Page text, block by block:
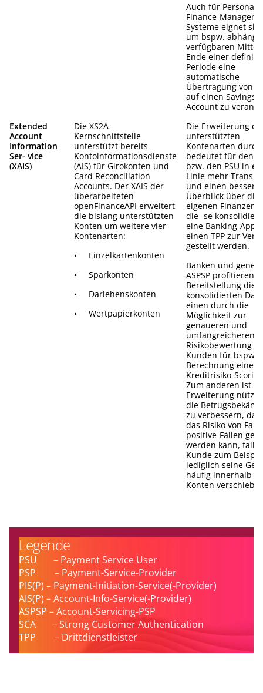
Auch für Personal-
Finance-
Systeme eignet
um bspw.
verfügbaren
Ende einer
Periode eine
automatische
Übertragung von
auf einen Savings-
Account zu
Extended
Account
Information
Ser- vice
(XAIS)
Die XS2A-
Kernschnittstelle
unterstützt bereits
Kontoinformationsdienste
(AIS) für Girokonten und
Card Reconciliation
Accounts. Der XAIS der
überarbeiteten
openFinanceAPI erweitert
die bislang unterstützten
Konten um weitere vier
Kontenarten:
• Einzelkartenkonten
• Sparkonten
• Darlehenskonten
• Wertpapierkonten
Die Erweiterung
unterstützten
Kontenarten durch
bedeutet für den
bzw. den PSU in
Linie mehr
und einen
Überblick über die
eigenen Finanzen,
die- se
eine Banking-App
einen TPP zur
gestellt werden.
Banken und
ASPSP profitieren
Bereitstellung
konsolidierten
einen durch die
Möglichkeit zur
genaueren und
umfangreicheren
Risikobewertung
Kunden für bspw.
Berechnung eines
Kreditrisiko-
Zum anderen ist
Erweiterung
die
zu verbessern, da
das Risiko von
positive-Fällen
werden kann, falls
Kunde zum
lediglich seine
häufig innerhalb
Konten verschiebt.
Legende
PSU – Payment Service User
PSP – Payment-Service-Provider
PIS(P) – Payment-Initiation-Service(-Provider)
AIS(P) – Account-Info-Service(-Provider)
ASPSP – Account-Servicing-PSP
SCA – Strong Customer Authentication
TPP – Drittdienstleister